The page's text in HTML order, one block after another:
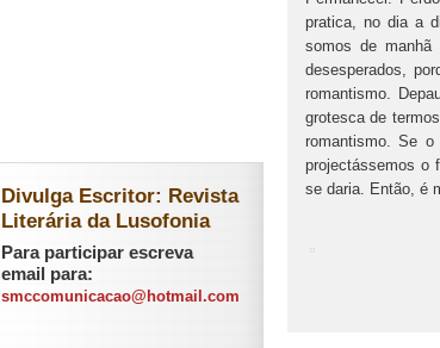
pratica, no dia a
somos de
desesperados,
romantismo.
grotesca de
romantismo. Se
projectássemos o
se daria. Então, é
Divulga Escritor: Revista
Literária da Lusofonia
Para participar escreva
email para:
smccomunicacao@hotmail.com